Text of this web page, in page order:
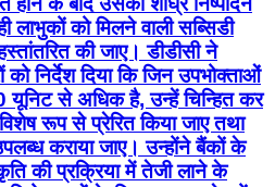
कराया जाए। उन्होंने बैंकों के
की प्रक्रिया में तेजी लाने के
के लिए प्राप्त आवेदनों
ताकि लाभुकों के घरों में समय पर
के दौरान उन्होंने विभिन्न
तकनीक की गुणवत्ता, दक्षता एवं
की तथा बैंक स्टॉलों पर पहुंचकर ऋण